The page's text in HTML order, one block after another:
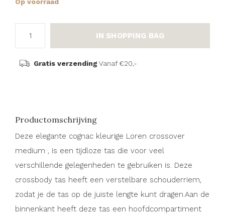
IN SHOPPING BAG
Gratis verzending Vanaf €20,-
Productomschrijving
Deze elegante cognac kleurige Loren crossover
medium , is een tijdloze tas die voor veel
verschillende gelegenheden te gebruiken is. Deze
crossbody tas heeft een verstelbare schouderriem,
zodat je de tas op de juiste lengte kunt dragen.Aan de
binnenkant heeft deze tas een hoofdcompartiment